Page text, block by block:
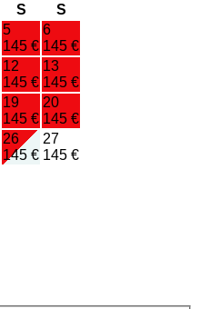
S
S
5
145 €
6
145 €
12
145 €
13
145 €
19
145 €
20
145 €
26
145 €
27
145 €